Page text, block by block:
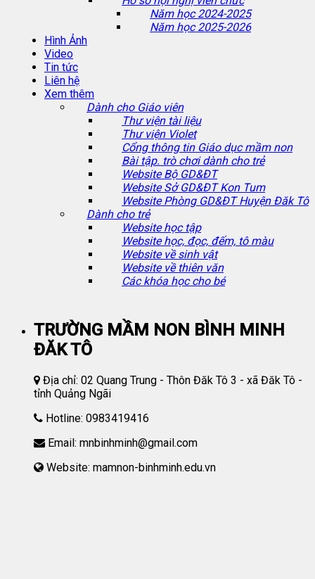
Năm học 2024-2025
Năm học 2025-2026
Hình Ảnh
Video
Tin tức
Liên hệ
Xem thêm
Dành cho Giáo viên
Thư viện tài liệu
Thư viện Violet
Cổng thông tin Giáo dục mầm non
Bài tập. trò chơi dành cho trẻ
Website Bộ GD&ĐT
Website Sở GD&ĐT Kon Tum
Website Phòng GD&ĐT Huyện Đăk Tô
Dành cho trẻ
Website học tập
Website học, đọc, đếm, tô màu
Website về sinh vật
Website về thiên văn
Các khóa học cho bé
TRƯỜNG MẦM NON BÌNH MINH
ĐĂK TÔ
Địa chỉ: 02 Quang Trung - Thôn Đăk Tô 3 - xã Đăk Tô -
tỉnh Quảng Ngãi
Hotline: 0983419416
Email: mnbinhminh@gmail.com
Website: mamnon-binhminh.edu.vn